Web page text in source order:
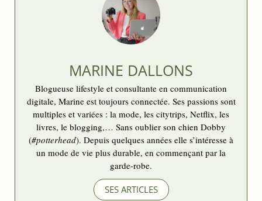
MARINE DALLONS
Blogueuse lifestyle et consultante en communication
digitale, Marine est toujours connectée. Ses passions sont
multiples et variées : la mode, les citytrips, Netflix, les
livres, le blogging,… Sans oublier son chien Dobby
(#potterhead). Depuis quelques années elle s’intéresse à
un mode de vie plus durable, en commençant par la
garde-robe.
SES ARTICLES